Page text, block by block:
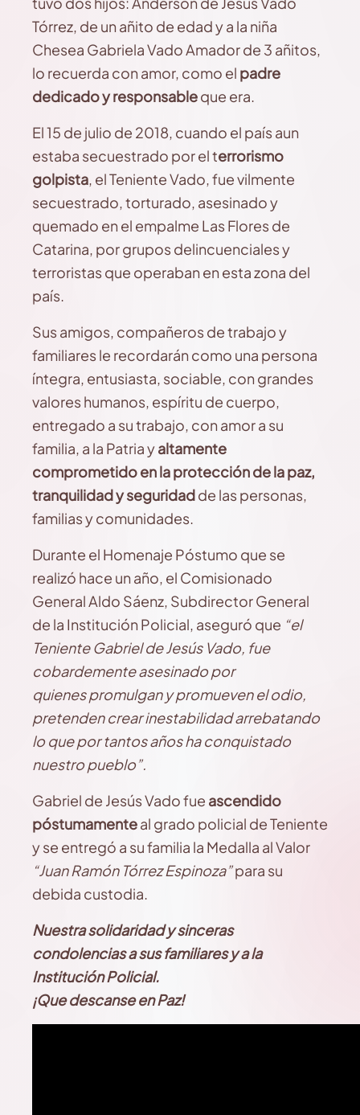
Tórrez, de un añito de edad y a la niña
Chesea Gabriela Vado Amador de 3 añitos,
lo recuerda con amor, como el padre
dedicado y responsableque era.
El 15 de julio de 2018, cuando el país aun
estaba secuestrado por el terrorismo
golpista, el Teniente Vado, fue vilmente
secuestrado, torturado, asesinado y
quemado en el empalme Las Flores de
Catarina, por grupos delincuenciales y
terroristas que operaban en esta zona del
país.
Sus amigos, compañeros de trabajo y
familiares le recordarán como una persona
íntegra, entusiasta, sociable, con grandes
valores humanos, espíritu de cuerpo,
entregado a su trabajo, con amor a su
familia, a la Patria yaltamente
comprometido en la protección de la paz,
tranquilidad y seguridadde las personas,
familias y comunidades.
Durante el Homenaje Póstumo que se
realizó hace un año, el Comisionado
General Aldo Sáenz, Subdirector General
de la Institución Policial, aseguró que “el
Teniente Gabriel de Jesús Vado, fue
cobardemente asesinado por
quienes promulgan y promueven el odio,
pretenden crear inestabilidad arrebatando
lo que por tantos años ha conquistado
nuestro pueblo”.
Gabriel de Jesús Vado fue ascendido
póstumamenteal grado policial de Teniente
y se entregó a su familia la Medalla al Valor
“Juan Ramón Tórrez Espinoza”para su
debida custodia.
Nuestra solidaridad y sinceras
condolencias a sus familiares y a la
Institución Policial.
¡Que descanse en Paz!